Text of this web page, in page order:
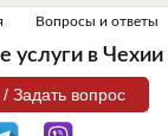
Вопросы и ответы
Задать вопрос
услуги в Чехии